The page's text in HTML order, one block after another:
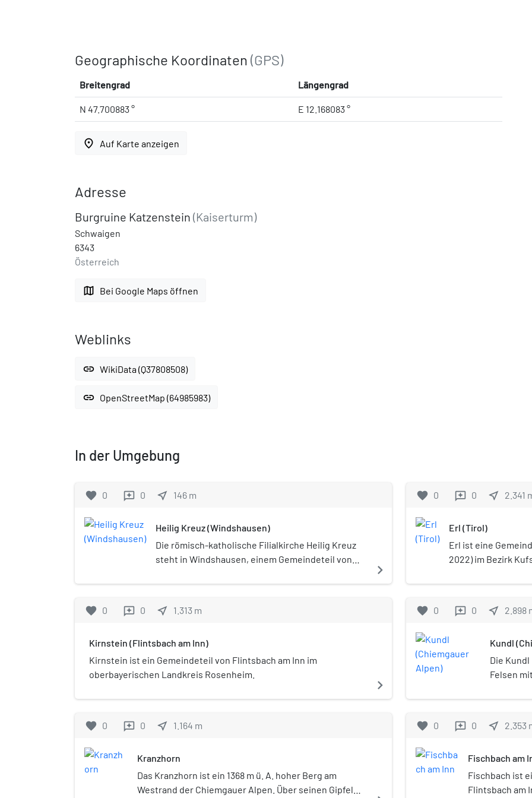
Geographische Koordinaten (GPS)
Breitengrad Längengrad
N 47.700883 ° E 12.168083 °
place Auf Karte anzeigen
Adresse
Burgruine Katzenstein (Kaiserturm)
Schwaigen
6343
Österreich
map Bei Google Maps öffnen
Weblinks
link WikiData (Q37808508)
link OpenStreetMap (64985983)
In der Umgebung
favorite 0 reviews 0 near_me 146 m
Heilig Kreuz (Windshausen)
Die römisch-katholische Filialkirche Heilig Kreuz
steht in Windshausen, einem Gemeindeteil von
Rosenheim. Das Bauwerk gehört zu den
Bayerischen Denkmalliste unter der Nr. D-1-87-156-
Rosenheim im Erzbistum München und Freising.
navigate_next
favorite 0 reviews 0 near_me 1.313 m
Kirnstein (Flintsbach am Inn)
Kirnstein ist ein Gemeindeteil von Flintsbach am Inn im
oberbayerischen Landkreis Rosenheim.
navigate_next
favorite 0 reviews 0 near_me 1.164 m
Kranzhorn
Das Kranzhorn ist ein 1368 m ü. A. hoher Berg am
Westrand der Chiemgauer Alpen. Über seinen Gipfel
favorite 0 reviews 0 near_me 2.341
Erl (Tirol)
Erl ist eine
2022) im Bezirk
die Tiroler
favorite 0 reviews 0 near_me 2.898
Kundl
Die Kundl
Felsen
favorite 0 reviews 0 near_me 2.353
Fischbach am
Fischbach ist
Flintsbach am